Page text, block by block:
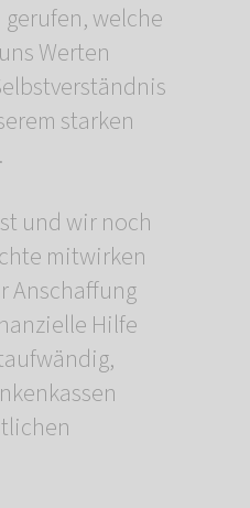
welche
Werten
starken
und wir noch
mitwirken
Anschaffung
Hilfe